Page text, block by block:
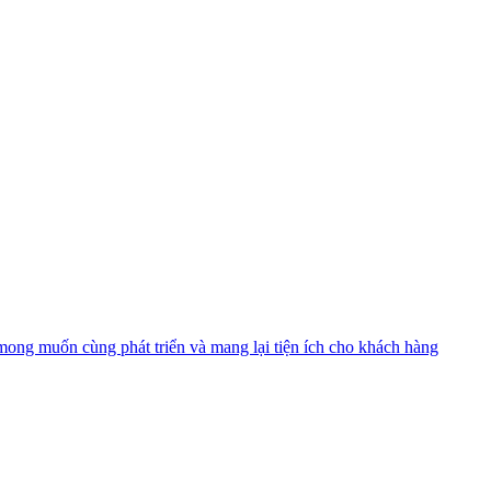
muốn cùng phát triển và mang lại tiện ích cho khách hàng